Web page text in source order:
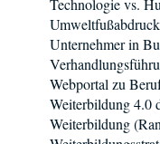
Technologie vs.
Unternehmer in
Webportal zu
Weiterbildung 4.0
Weiterbildung